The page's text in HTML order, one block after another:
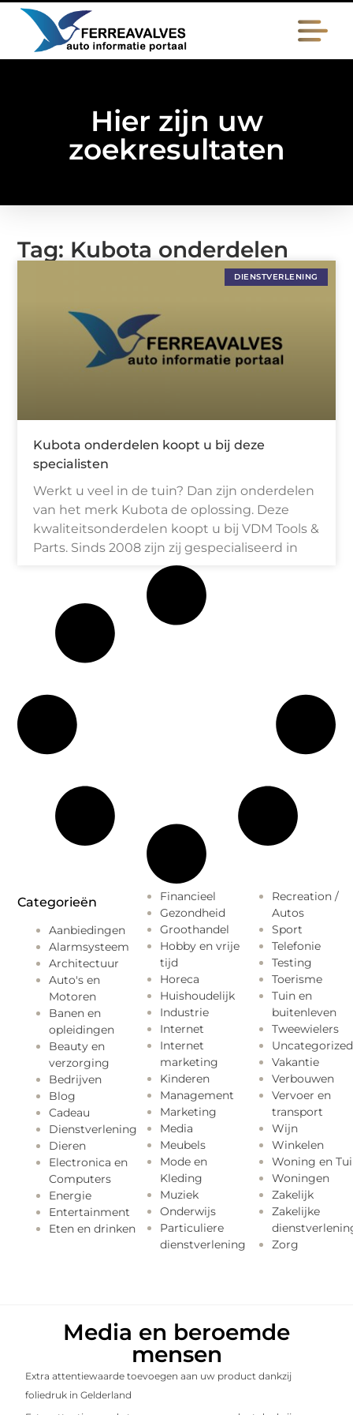
Hier zijn uw
zoekresultaten
Tag: Kubota onderdelen
DIENSTVERLENING
Kubota onderdelen koopt u bij deze
specialisten
Werkt u veel in de tuin? Dan zijn onderdelen
van het merk Kubota de oplossing. Deze
kwaliteitsonderdelen koopt u bij VDM Tools &
Parts. Sinds 2008 zijn zij gespecialiseerd in
Categorieën
Aanbiedingen
Alarmsysteem
Architectuur
Auto's en
Motoren
Banen en
opleidingen
Beauty en
verzorging
Bedrijven
Blog
Cadeau
Dienstverlening
Dieren
Electronica en
Computers
Energie
Entertainment
Eten en drinken
Financieel
Gezondheid
Groothandel
Hobby en vrije
tijd
Horeca
Huishoudelijk
Industrie
Internet
Internet
marketing
Kinderen
Management
Marketing
Media
Meubels
Mode en
Kleding
Muziek
Onderwijs
Particuliere
dienstverlening
Recreation /
Autos
Sport
Telefonie
Testing
Toerisme
Tuin en
buitenleven
Tweewielers
Uncategorized
Vakantie
Verbouwen
Vervoer en
transport
Wijn
Winkelen
Woning en
Woningen
Zakelijk
Zakelijke
Zorg
Media en beroemde
mensen
Extra attentiewaarde toevoegen aan uw product dankzij
foliedruk in Gelderland